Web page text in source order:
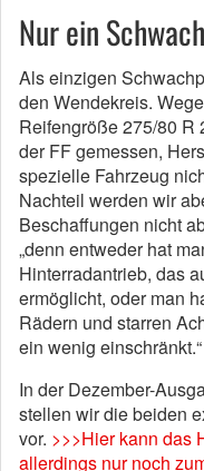
Nur ein
Als einzigen
den Wendekreis.
Reifengröße 275/80 R
der FF gemessen,
spezielle Fahrzeug
Nachteil werden wir
Beschaffungen nicht
„denn entweder hat
Hinterradantrieb, das
ermöglicht, oder man
Rädern und starren
ein wenig einschränkt.“
In der Dezember-
stellen wir die beiden
vor. >>>Hier kann das
allerdings nur noch